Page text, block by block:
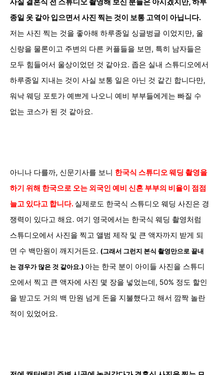
사실 결혼식 전 스튜디오 촬영해 보신 분들은 아시겠지만, 하루
종일 옷 갈아 입으면서 사진 찍는 것이 보통 고역이 아닙니다.
저는 사진 찍는 것을 좋아해 하루종일 싱글벙글 이었지만, 울
신랑을 물론이고 주변의 다른 커플들을 보면, 특히 남자들은
모두 힘들어서 울상이었던 것 같아요. 좁은 실내 스튜디오에서
하루종일 지내는 것이 사실 보통 일은 아닌 것 같긴 합니다만,
워낙 웨딩 포토가 예쁘게 나오니 예비 부부들에게는 빠질 수
없는 코스가 된 것 같아요.
아니나 다를까, 신문기사를 보니 한국식 스튜디오 웨딩 촬영을
하기 위해 한국으로 오는 외국인 예비 신혼 부부의 비율이 점점
늘고 있다고 합니다. 실제로도 한국식 스튜디오 웨딩 사진은 경
쟁력이 있다고 해요. 여기 영국에서는 한국식 웨딩 촬영처럼
스튜디오에서 사진을 찍고 앨범 제작 및 큰 액자까지 받게 되
면 수 백만원이 깨지거든요. (그래서 그런지 본식 촬영만으로 끝내
는 경우가 많은 것 같아요.) 아는 한국 분이 아이들 사진을 스튜디
오에서 찍고 큰 액자에 사진 몇 장을 넣었는데, 50% 정도 할인
을 받고도 거의 백 만원 넘게 돈을 지불했다고 해서 깜짝 놀란
적이 있었어요.